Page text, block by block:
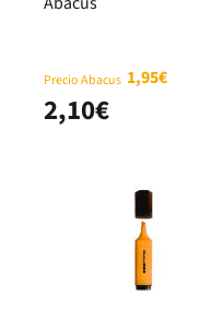
Precio Abacus 1,95€
2,10€